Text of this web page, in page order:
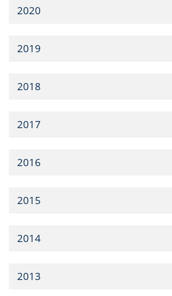
2020
2019
2018
2017
2016
2015
2014
2013